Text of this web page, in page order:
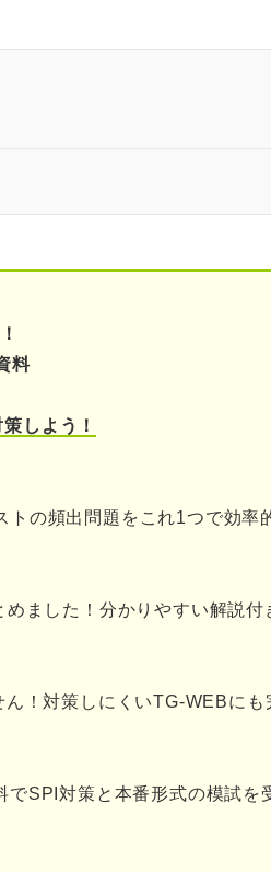
問｜山田さんによる解き方の解説
：★★★☆☆）
：★★★☆☆）
：★★★☆☆）
：★★★☆☆）
：★★★★☆）
料
しよう！
トの頻出問題をこれ1つで効率
ました！分かりやすい解説付
！対策しにくいTG-WEBにも
でSPI対策と本番形式の模試を